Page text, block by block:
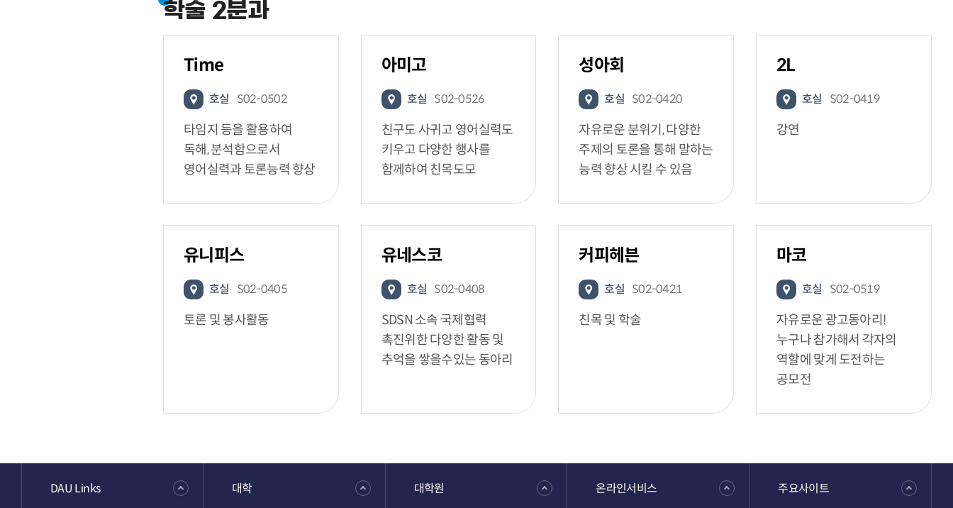
학술 2분과
Time
호실 S02-0502
타임지 등을 활용하여
독해, 분석함으로서
영어실력과 토론능력 향상
아미고
호실 S02-0526
친구도 사귀고 영어실력도
키우고 다양한 행사를
함께하여 친목도모
성아회
호실 S02-0420
자유로운 분위기, 다양한
주제의 토론을 통해 말하는
능력 향상 시킬 수 있음
2L
호실 S02-0419
강연
유니피스
호실 S02-0405
토론 및 봉사활동
유네스코
호실 S02-0408
SDSN 소속 국제협력
촉진위한 다양한 활동 및
추억을 쌓을수있는 동아리
커피헤븐
호실 S02-0421
친목 및 학술
마코
호실 S02-0519
자유로운 광고동아리!
누구나 참가해서 각자의
역할에 맞게 도전하는
공모전
DAU Links 대학 대학원 온라인서비스 주요사이트